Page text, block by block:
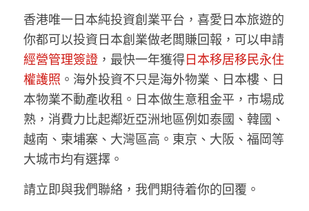
香港唯一日本純投資創業平台，喜愛日本旅遊的
你都可以投資日本創業做老闆賺回報，可以申請
經營管理簽證，最快一年獲得日本移居移民永住
權護照 。海外投資不只是海外物業、日本樓、日
本物業不動產收租。日本做生意租金平，市場成
熟，消費力比起鄰近亞洲地區例如泰國、韓國、
越南、柬埔寨、大灣區高。東京、大阪、福岡等
大城市均有選擇。
請立即與我們聯絡，我們期待着你的回覆。